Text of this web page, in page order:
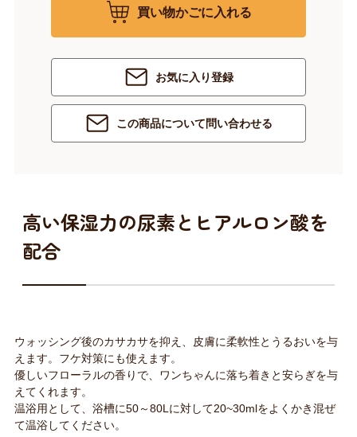
買い物かごに入れる
お気に入り登録
この商品について問い合わせる
高い保湿力の尿素とヒアルロン酸を
配合
ウォッシング後のカサカサを抑え、皮膚に柔軟性とうるおいを与
えます。フケ対策にも使えます。
優しいフローラルの香りで、ワンちゃんに落ち着きと安らぎを与
えてくれます。
温浴用として、浴槽に50～80Lに対して20~30mlをよくかき混ぜ
て温浴してください。